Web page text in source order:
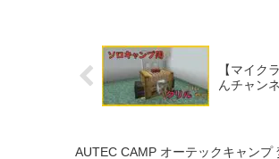
【マイ
んチャン
AUTEC CAMP オーテックキャン